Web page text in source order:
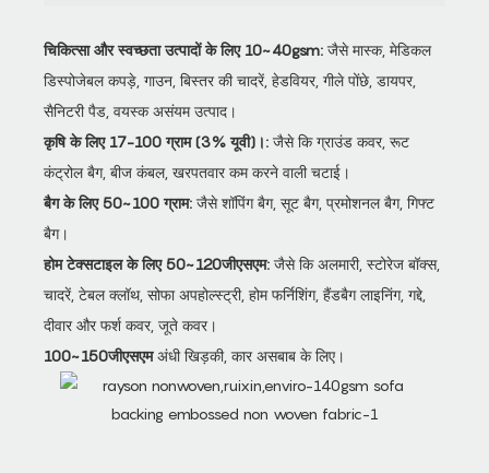
चिकित्सा और स्वच्छता उत्पादों के लिए 10~40gsm: जैसे मास्क, मेडिकल
डिस्पोजेबल कपड़े, गाउन, बिस्तर की चादरें, हेडवियर, गीले पोंछे, डायपर,
सैनिटरी पैड, वयस्क असंयम उत्पाद।
कृषि के लिए 17-100 ग्राम (3% यूवी)।: जैसे कि ग्राउंड कवर, रूट
कंट्रोल बैग, बीज कंबल, खरपतवार कम करने वाली चटाई।
बैग के लिए 50~100 ग्राम: जैसे शॉपिंग बैग, सूट बैग, प्रमोशनल बैग, गिफ्ट
बैग।
होम टेक्सटाइल के लिए 50~120जीएसएम: जैसे कि अलमारी, स्टोरेज बॉक्स,
चादरें, टेबल क्लॉथ, सोफा अपहोल्स्ट्री, होम फर्निशिंग, हैंडबैग लाइनिंग, गद्दे,
दीवार और फर्श कवर, जूते कवर।
100~150जीएसएमअंधी खिड़की, कार असबाब के लिए।